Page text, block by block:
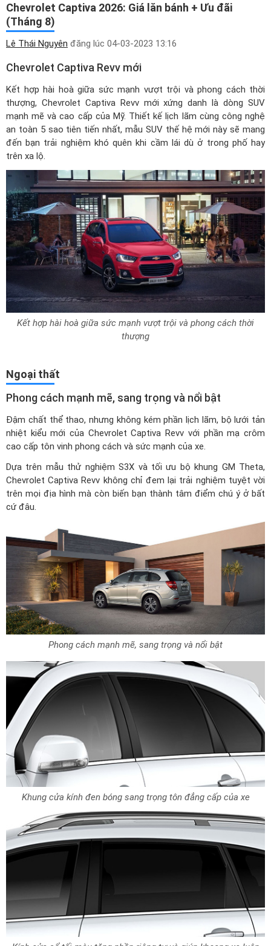
Chevrolet Captiva 2026: Giá lăn bánh + Ưu đãi
(Tháng 8)
Lê Thái Nguyên đăng lúc 04-03-2023 13:16
Chevrolet Captiva Revv mới
Kết hợp hài hoà giữa sức mạnh vượt trội và phong cách thời
thượng, Chevrolet Captiva Revv mới xứng danh là dòng SUV
mạnh mẽ và cao cấp của Mỹ. Thiết kế lịch lãm cùng công nghệ
an toàn 5 sao tiên tiến nhất, mẫu SUV thế hệ mới này sẽ mang
đến bạn trải nghiệm khó quên khi cầm lái dù ở trong phố hay
trên xa lộ.
Kết hợp hài hoà giữa sức mạnh vượt trội và phong cách thời
thượng
Ngoại thất
Phong cách mạnh mẽ, sang trọng và nổi bật
Đậm chất thể thao, nhưng không kém phần lịch lãm, bộ lưới tản
nhiệt kiểu mới của Chevrolet Captiva Revv với phần mạ crôm
cao cấp tôn vinh phong cách và sức mạnh của xe.
Dựa trên mẫu thử nghiệm S3X và tối ưu bộ khung GM Theta,
Chevrolet Captiva Revv không chỉ đem lại trải nghiệm tuyệt vời
trên mọi địa hình mà còn biến bạn thành tâm điểm chú ý ở bất
cứ đâu.
Phong cách mạnh mẽ, sang trọng và nổi bật
Khung cửa kính đen bóng sang trọng tôn đẳng cấp của xe